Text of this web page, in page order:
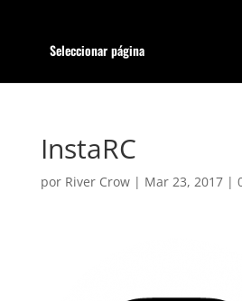
Seleccionar página
InstaRC
por River Crow| Mar 23, 2017|